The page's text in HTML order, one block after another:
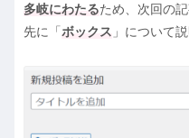
多岐にわたるため、次回の
先に「ボックス 」について